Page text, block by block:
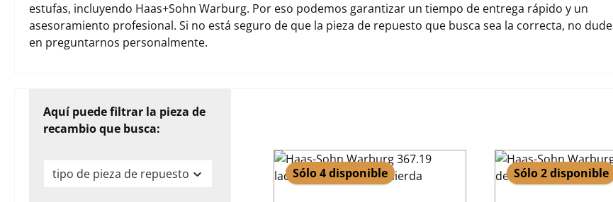
estufas, incluyendo Haas+Sohn Warburg. Por eso podemos garantizar un tiempo de entrega rápido y un
asesoramiento profesional. Si no está seguro de que la pieza de repuesto que busca sea la correcta, no dude
en preguntarnos personalmente.
Aquí puede filtrar la pieza de
recambio que busca:
tipo de pieza de repuesto Sólo 4 disponible Sólo 2 disponible